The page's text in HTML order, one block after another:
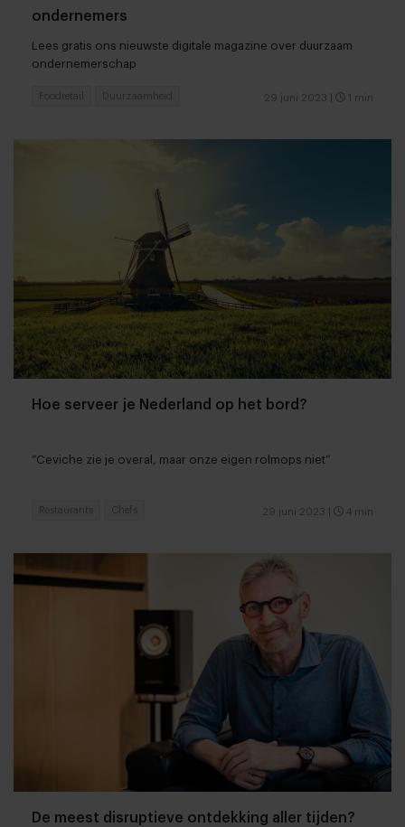
ondernemers
Lees gratis ons nieuwste digitale magazine over duurzaam
ondernemerschap
29 juni 2023 1 min
Foodretail Duurzaamheid
Hoe serveer je Nederland op het bord?
“Ceviche zie je overal, maar onze eigen rolmops niet”
29 juni 2023 4 min
Restaurants Chefs
De meest disruptieve ontdekking aller tijden?